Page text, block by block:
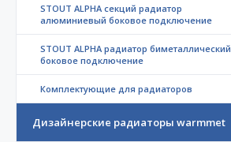
STOUT ALPHA секций радиатор
алюминиевый боковое подключение
STOUT ALPHA радиатор биметаллический
боковое подключение
Комплектующие для радиаторов
Дизайнерские радиаторы warmmet